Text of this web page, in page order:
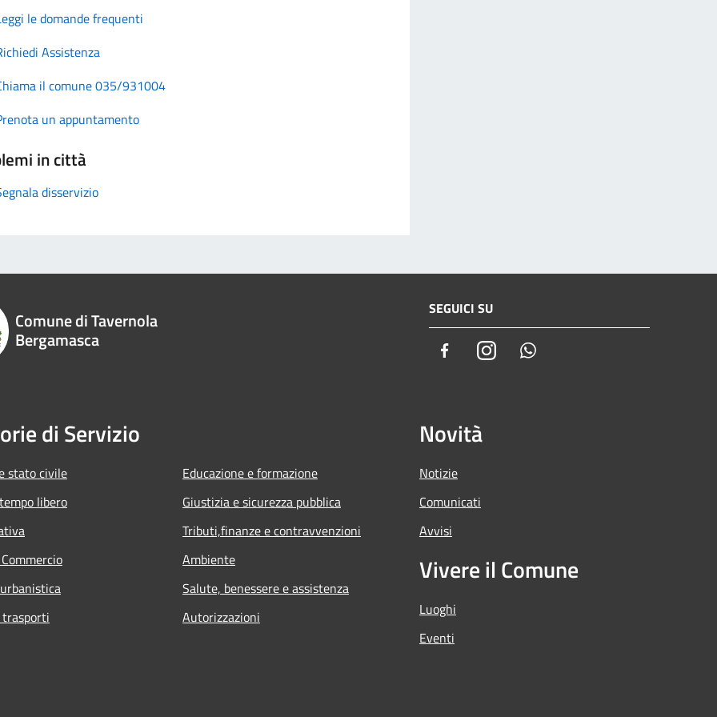
le domande frequenti
Assistenza
il comune 035/931004
un appuntamento
in città
disservizio
Comune di Tavernola
Bergamasca
SEGUICI SU
FacebookInstagram
di Servizio
stato civile
libero
Educazione e formazione
Giustizia e sicurezza pubblica
Tributi,finanze e contravvenzioni
Ambiente
Salute, benessere e assistenza
Autorizzazioni
Novità
Notizie
Comunicati
Avvisi
Vivere il Comune
Luoghi
Eventi